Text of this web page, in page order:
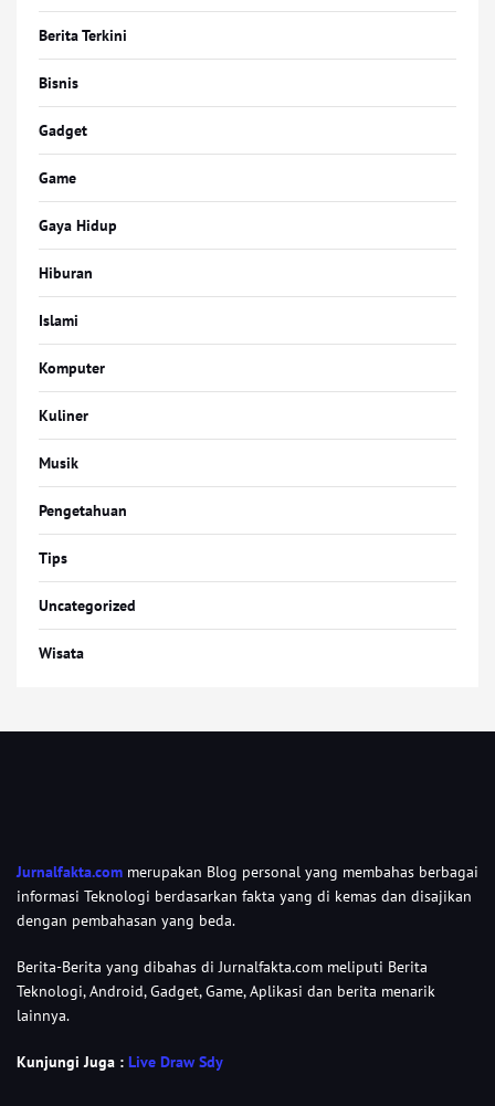
Berita Terkini
Bisnis
Gadget
Game
Gaya Hidup
Hiburan
Islami
Komputer
Kuliner
Musik
Pengetahuan
Tips
Uncategorized
Wisata
Jurnalfakta.com merupakan Blog personal yang membahas berbagai
informasi Teknologi berdasarkan fakta yang di kemas dan disajikan
dengan pembahasan yang beda.
Berita-Berita yang dibahas di Jurnalfakta.com meliputi Berita
Teknologi, Android, Gadget, Game, Aplikasi dan berita menarik
lainnya.
Kunjungi Juga : Live Draw Sdy